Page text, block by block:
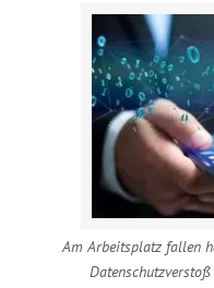
Am Arbeitsplatz fallen